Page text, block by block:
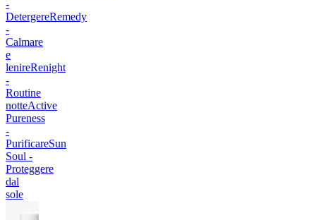
-
DetergereRemedy
-
Calmare
e
lenireRenight
-
Routine
notteActive
Pureness
-
PurificareSun
Soul -
Proteggere
dal
sole